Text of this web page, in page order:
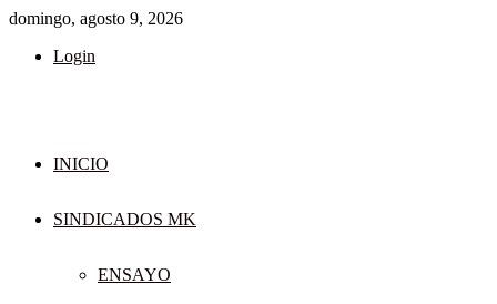
domingo, agosto 9, 2026
Login
INICIO
SINDICADOS MK
ENSAYO